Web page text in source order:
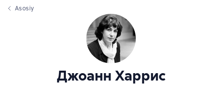
Asosiy
Джоанн Харрис